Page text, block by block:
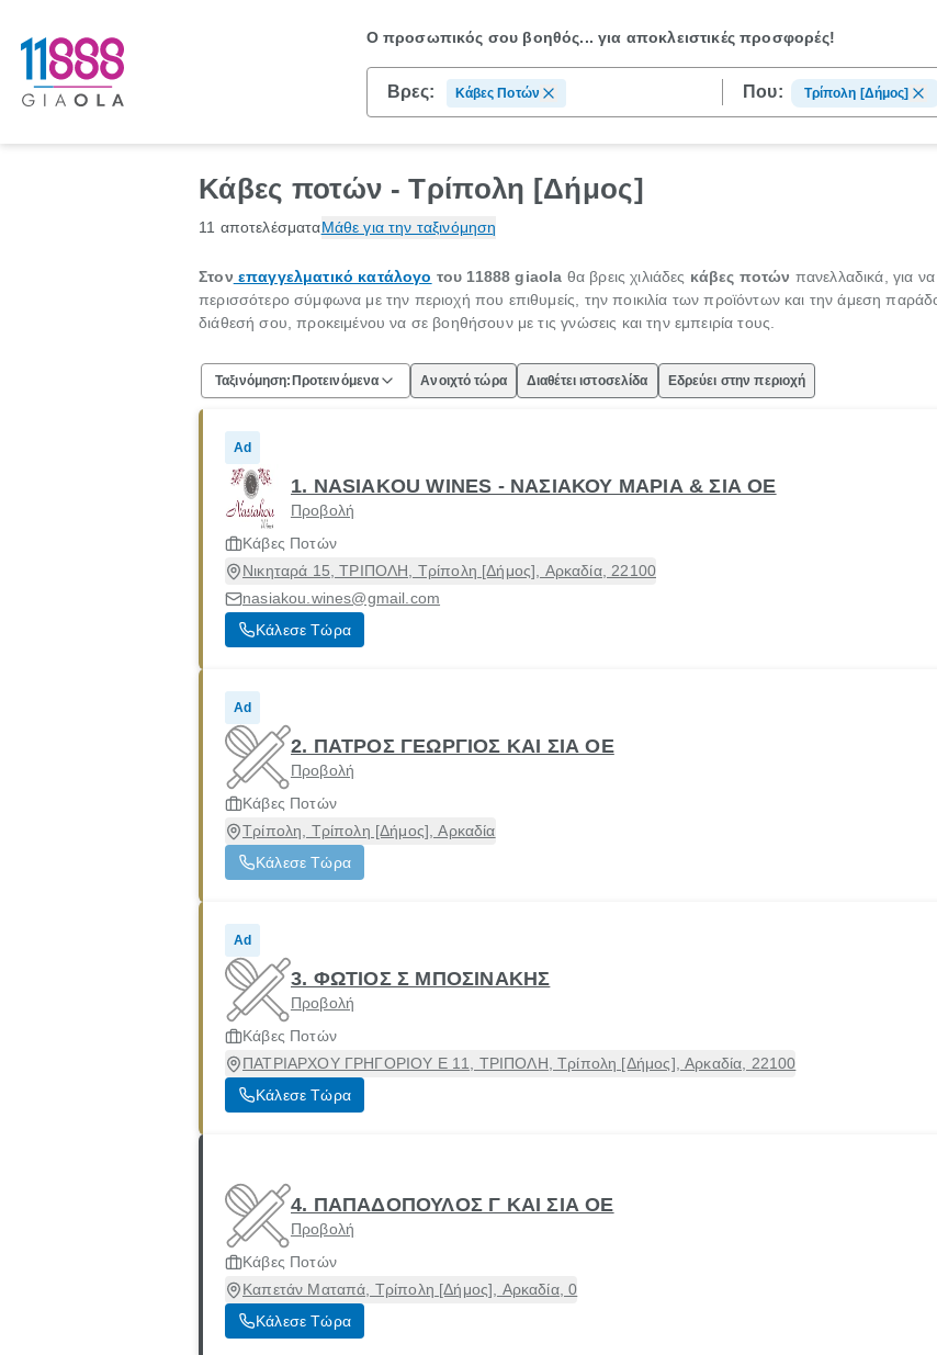
Ο προσωπικός σου βοηθός...για αποκλειστικές προσφορές!
Βρες: Κάβες Ποτών Που: Τρίπολη [Δήμος]
Κάβες ποτών - Τρίπολη [Δήμος]
11 αποτελέσματαΜάθε για την ταξινόμηση
Στον επαγγελματικό κατάλογο του 11888 giaola θα βρεις χιλιάδες κάβες ποτών πανελλαδικά, για
περισσότερο σύμφωνα με την περιοχή που επιθυμείς, την ποικιλία των προϊόντων και την άμεση
διάθεσή σου, προκειμένου να σε βοηθήσουν με τις γνώσεις και την εμπειρία τους.
Ταξινόμηση: Προτεινόμενα Ανοιχτό τώρα Διαθέτει ιστοσελίδα Εδρεύει στην περιοχή
Ad
1. NASIAKOU WINES - ΝΑΣΙΑΚΟΥ ΜΑΡΙΑ & ΣΙΑ ΟΕ
Προβολή
Κάβες Ποτών
Νικηταρά 15, ΤΡΙΠΟΛΗ, Τρίπολη [Δήμος], Αρκαδία, 22100
nasiakou.wines@gmail.com
Κάλεσε Τώρα
Ad
2. ΠΑΤΡΟΣ ΓΕΩΡΓΙΟΣ ΚΑΙ ΣΙΑ ΟΕ
Προβολή
Κάβες Ποτών
Τρίπολη, Τρίπολη [Δήμος], Αρκαδία
Κάλεσε Τώρα
Ad
3. ΦΩΤΙΟΣ Σ ΜΠΟΣΙΝΑΚΗΣ
Προβολή
Κάβες Ποτών
ΠΑΤΡΙΑΡΧΟΥ ΓΡΗΓΟΡΙΟΥ Ε 11, ΤΡΙΠΟΛΗ, Τρίπολη [Δήμος], Αρκαδία, 22100
Κάλεσε Τώρα
4. ΠΑΠΑΔΟΠΟΥΛΟΣ Γ ΚΑΙ ΣΙΑ ΟΕ
Προβολή
Κάβες Ποτών
Καπετάν Ματαπά, Τρίπολη [Δήμος], Αρκαδία, 0
Κάλεσε Τώρα